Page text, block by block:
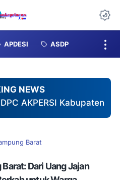
APDESI ASDP
NEWS
Karimun Resmi
Barat
Dari Uang Jajan